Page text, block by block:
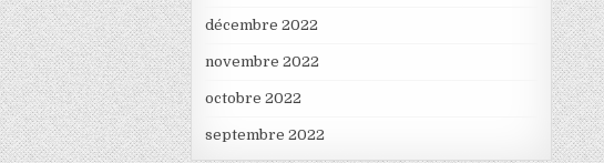
décembre 2022
novembre 2022
octobre 2022
septembre 2022